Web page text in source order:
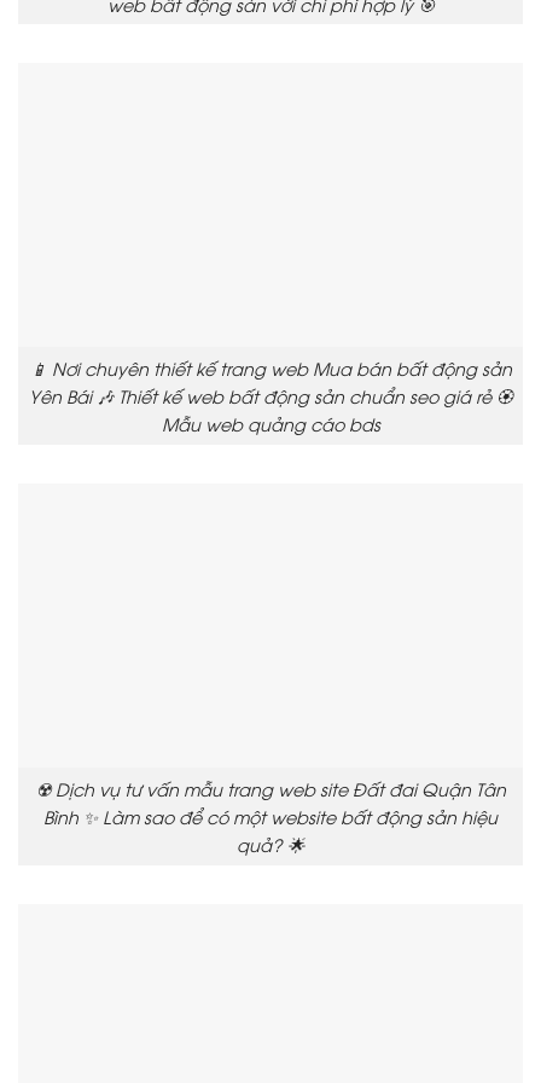
📱 Nơi chuyên thiết kế trang web Mua bán bất động sản
Yên Bái 🎶 Thiết kế web bất động sản chuẩn seo giá rẻ 🏵️
Mẫu web quảng cáo bds
☢️ Dịch vụ tư vấn mẫu trang web site Đất đai Quận Tân
Bình ✨ Làm sao để có một website bất động sản hiệu
quả? 🌟